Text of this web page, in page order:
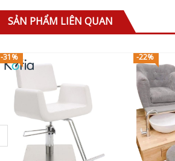
SẢN PHẨM LIÊN QUAN
-31% -22%